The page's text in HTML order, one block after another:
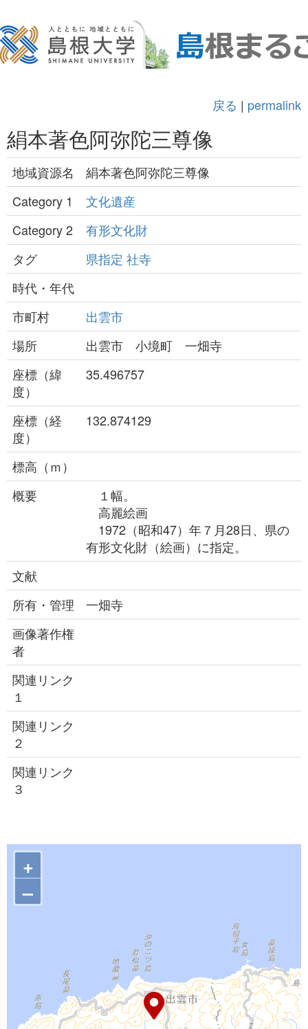
戻る | permalink
絹本著色阿弥陀三尊像
地域資源名
絹本著色阿弥陀三尊像
Category 1
文化遺産
Category 2
有形文化財
タグ
県指定 社寺
時代・年代
市町村
出雲市
場所
出雲市 小境町 一畑寺
座標（緯
度）
35.496757
座標（経
度）
132.874129
標高（ｍ）
概要
１幅。
高麗絵画
1972（昭和47）年７月28日、県の
有形文化財（絵画）に指定。
文献
所有・管理
一畑寺
画像著作権
者
関連リンク
１
関連リンク
２
関連リンク
３
+
–